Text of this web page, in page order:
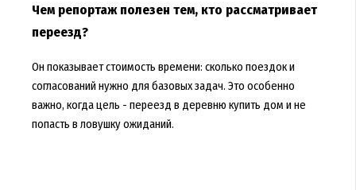
Чем репортаж полезен тем, кто рассматривает
переезд?
Он показывает стоимость времени: сколько поездок и
согласований нужно для базовых задач. Это особенно
важно, когда цель - переезд в деревню купить дом и не
попасть в ловушку ожиданий.